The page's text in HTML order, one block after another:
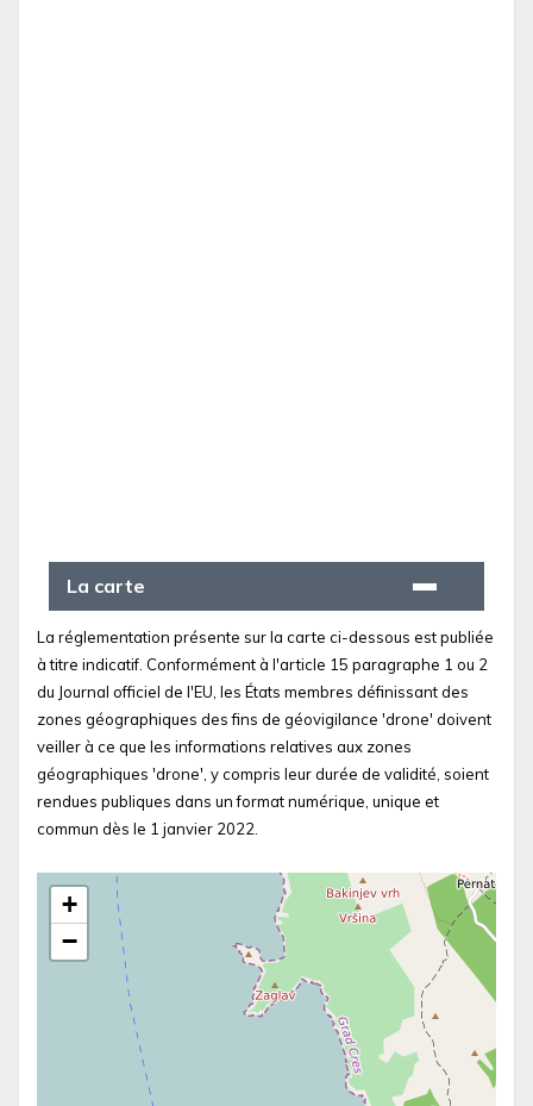
La carte
La réglementation présente sur la carte ci-dessous est publiée
à titre indicatif. Conformément à l'article 15 paragraphe 1 ou 2
du Journal officiel de l'EU, les États membres définissant des
zones géographiques des fins de géovigilance 'drone' doivent
veiller à ce que les informations relatives aux zones
géographiques 'drone', y compris leur durée de validité, soient
rendues publiques dans un format numérique, unique et
commun dès le 1 janvier 2022.